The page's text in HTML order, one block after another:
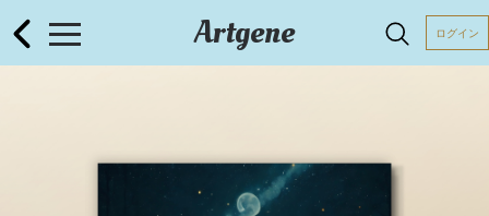
Artgene ログイン